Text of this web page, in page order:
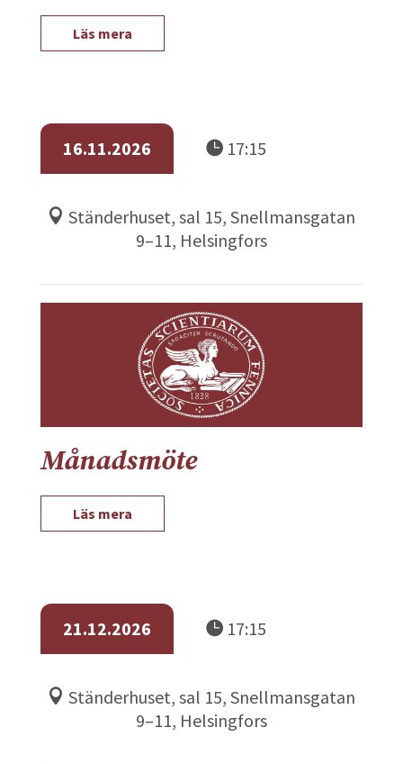
Läs mera
16.11.2026 17:15
Ständerhuset, sal 15, Snellmansgatan
9–11, Helsingfors
Månadsmöte
Läs mera
21.12.2026 17:15
Ständerhuset, sal 15, Snellmansgatan
9–11, Helsingfors